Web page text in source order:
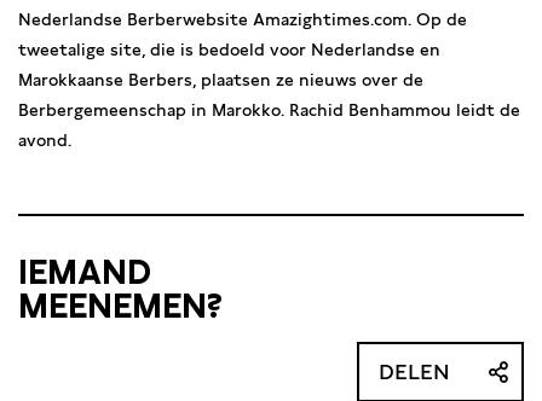
Nederlandse Berberwebsite Amazightimes.com. Op de
tweetalige site, die is bedoeld voor Nederlandse en
Marokkaanse Berbers, plaatsen ze nieuws over de
Berbergemeenschap in Marokko. Rachid Benhammou leidt de
avond.
IEMAND
MEENEMEN?
DELEN